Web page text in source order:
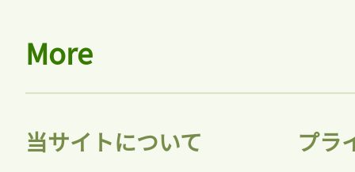
More
当サイトについて プラ